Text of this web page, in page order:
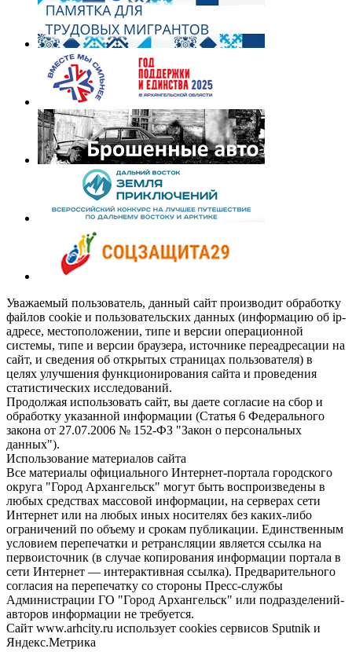
Уважаемый пользователь, данный сайт производит обработку
файлов cookie и пользовательских данных (информацию об ip-
адресе, местоположении, типе и версии операционной
системы, типе и версии браузера, источнике переадресации на
сайт, и сведения об открытых страницах пользователя) в
целях улучшения функционирования сайта и проведения
статистических исследований.
Продолжая использовать сайт, вы даете согласие на сбор и
обработку указанной информации (Статья 6 Федерального
закона от 27.07.2006 № 152-ФЗ "Закон о персональных
данных").
Использование материалов сайта
Все материалы официального Интернет-портала городского
округа "Город Архангельск" могут быть воспроизведены в
любых средствах массовой информации, на серверах сети
Интернет или на любых иных носителях без каких-либо
ограничений по объему и срокам публикации. Единственным
условием перепечатки и ретрансляции является ссылка на
первоисточник (в случае копирования информации портала в
сети Интернет — интерактивная ссылка). Предварительного
согласия на перепечатку со стороны Пресс-службы
Администрации ГО "Город Архангельск" или подразделений-
авторов информации не требуется.
Сайт www.arhcity.ru использует cookies сервисов Sputnik и
Яндекс.Метрика